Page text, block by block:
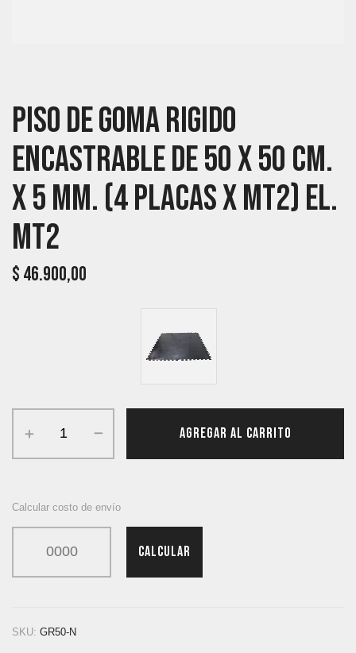
Piso De Goma Rigido
Encastrable De 50 X 50 Cm.
X 5 Mm. (4 Placas X Mt2) El.
Mt2
$46.900,00
AGREGAR AL CARRITO
Calcular costo de envío
CALCULAR
SKU: GR50-N